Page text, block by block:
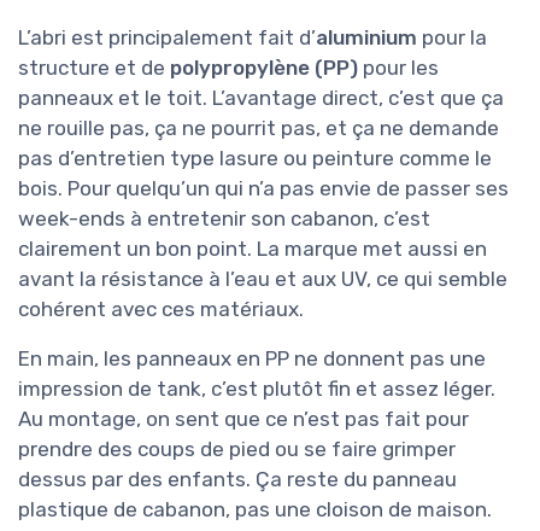
L’abri est principalement fait d’aluminium pour la
structure et de polypropylène (PP) pour les
panneaux et le toit. L’avantage direct, c’est que ça
ne rouille pas, ça ne pourrit pas, et ça ne demande
pas d’entretien type lasure ou peinture comme le
bois. Pour quelqu’un qui n’a pas envie de passer ses
week-ends à entretenir son cabanon, c’est
clairement un bon point. La marque met aussi en
avant la résistance à l’eau et aux UV, ce qui semble
cohérent avec ces matériaux.
En main, les panneaux en PP ne donnent pas une
impression de tank, c’est plutôt fin et assez léger.
Au montage, on sent que ce n’est pas fait pour
prendre des coups de pied ou se faire grimper
dessus par des enfants. Ça reste du panneau
plastique de cabanon, pas une cloison de maison.